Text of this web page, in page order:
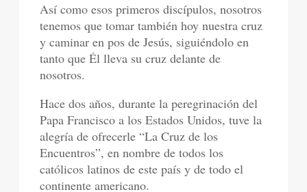
Así como esos primeros discípulos, nosotros
tenemos que tomar también hoy nuestra cruz
y caminar en pos de Jesús, siguiéndolo en
tanto que Él lleva su cruz delante de
nosotros.
Hace dos años, durante la peregrinación del
Papa Francisco a los Estados Unidos, tuve la
alegría de ofrecerle “La Cruz de los
Encuentros”, en nombre de todos los
católicos latinos de este país y de todo el
continente americano.